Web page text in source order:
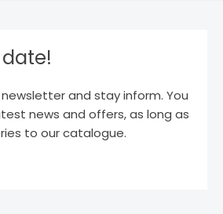
and stay inform. You
news and offers, as long as
to our catalogue.